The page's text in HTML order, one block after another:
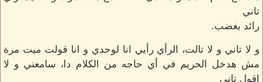
تاني
رائد بغضب.
و لا تاني و لا تالت، الرأي رأيي انا لوحدي و انا قولت ميت مرة
مش هدخل الحريم في أي حاجه من الكلام دا، سامعني و لا
اقول تاني